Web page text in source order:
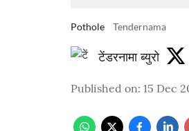
Pothole Tendernama
टेंडरनामा ब्युरो
Published on: 15 Dec